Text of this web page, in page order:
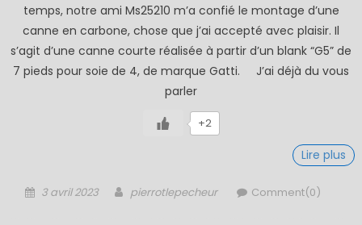
temps, notre ami Ms25210 m’a confié le montage d’une
canne en carbone, chose que j’ai accepté avec plaisir. Il
s’agit d’une canne courte réalisée à partir d’un blank “G5” de
7 pieds pour soie de 4, de marque Gatti. J’ai déjà du vous
parler
+2
Lire plus
Posted
3 avril 2023 Author
pierrotlepecheur Comment(0)